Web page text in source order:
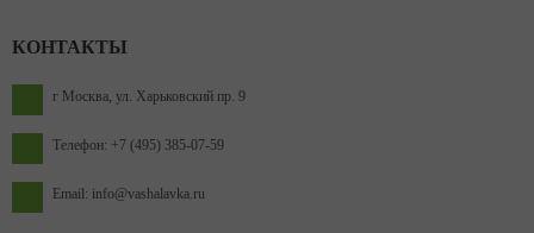
КОНТАКТЫ
г Москва, ул. Харьковский пр. 9
Телефон: +7 (495) 385-07-59
Email: info@vashalavka.ru